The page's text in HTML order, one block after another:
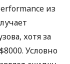
из
хотя за
Условно